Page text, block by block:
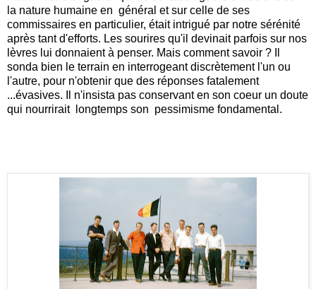
la nature humaine en général et sur celle de ses
commissaires en particulier, était intrigué par notre sérénité
après tant d'efforts. Les sourires qu'il devinait parfois sur nos
lèvres lui donnaient à penser. Mais comment savoir ? Il
sonda bien le terrain en interrogeant discrètement l'un ou
l'autre, pour n'obtenir que des réponses fatalement
...évasives. Il n'insista pas conservant en son coeur un doute
qui nourrirait longtemps son pessimisme fondamental.